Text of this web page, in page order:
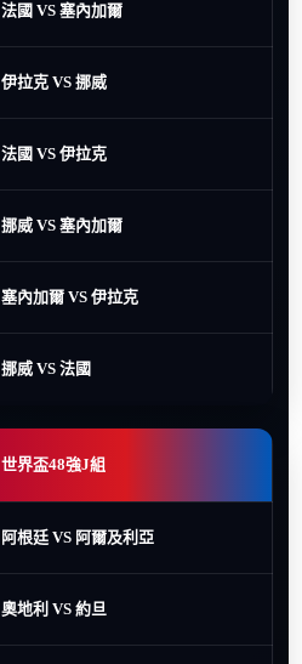
法國 VS 塞內加爾
伊拉克 VS 挪威
法國 VS 伊拉克
挪威 VS 塞內加爾
塞內加爾 VS 伊拉克
挪威 VS 法國
世界盃48強J組
阿根廷 VS 阿爾及利亞
奧地利 VS 約旦